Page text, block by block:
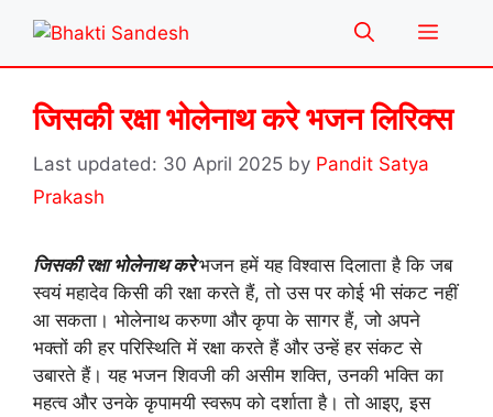
content
Menu
जिसकी रक्षा भोलेनाथ करे भजन लिरिक्स
30 April 2025 by Pandit Satya
Prakash
जिसकी रक्षा भोलेनाथ करेभजन हमें यह विश्वास दिलाता है कि जब
स्वयं महादेव किसी की रक्षा करते हैं, तो उस पर कोई भी संकट नहीं
आ सकता। भोलेनाथ करुणा और कृपा के सागर हैं, जो अपने
भक्तों की हर परिस्थिति में रक्षा करते हैं और उन्हें हर संकट से
उबारते हैं। यह भजन शिवजी की असीम शक्ति, उनकी भक्ति का
महत्व और उनके कृपामयी स्वरूप को दर्शाता है। तो आइए, इस